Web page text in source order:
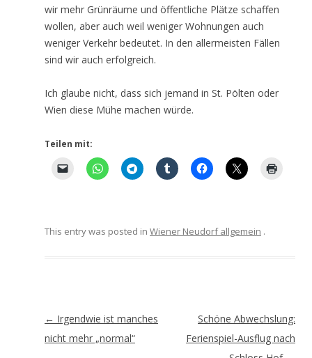
wir mehr Grünräume und öffentliche Plätze schaffen
wollen, aber auch weil weniger Wohnungen auch
weniger Verkehr bedeutet. In den allermeisten Fällen
sind wir auch erfolgreich.
Ich glaube nicht, dass sich jemand in St. Pölten oder
Wien diese Mühe machen würde.
Teilen mit:
This entry was posted in Wiener Neudorf allgemein .
Artikel-
Navigation
← Irgendwie ist manches
nicht mehr „normal“
Schöne Abwechslung:
Ferienspiel-Ausflug nach